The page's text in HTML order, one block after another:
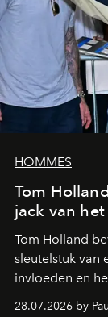
HOMMES
Tom
jack van het
Tom Holland
sleutelstuk van
invloeden en
28.07.2026 by